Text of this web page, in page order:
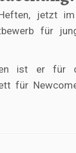
jetzt
für
ist er für
für